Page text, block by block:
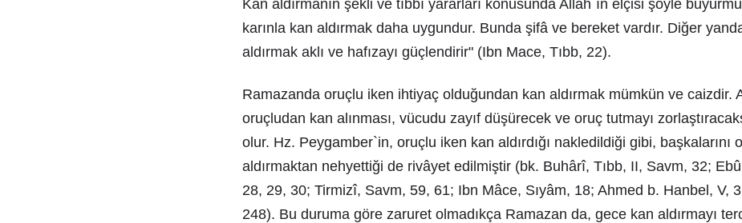
Kan aldırmanın şekli ve tıbbî yararları konusunda Allah`ın elçisi şöyle
karınla kan aldırmak daha uygundur. Bunda şifâ ve bereket vardır. Diğer
aldırmak aklı ve hafızayı güçlendirir" (Ibn Mace, Tıbb, 22).
Ramazanda oruçlu iken ihtiyaç olduğundan kan aldırmak mümkün ve caizdir.
oruçludan kan alınması, vücudu zayıf düşürecek ve oruç tutmayı
olur. Hz. Peygamber`in, oruçlu iken kan aldırdığı nakledildiği gibi, başkalarını
aldırmaktan nehyettiği de rivâyet edilmiştir (bk. Buhârî, Tıbb, II, Savm, 32;
28, 29, 30; Tirmizî, Savm, 59, 61; Ibn Mâce, Sıyâm, 18; Ahmed b. Hanbel, V,
248). Bu duruma göre zaruret olmadıkça Ramazan da, gece kan aldırmayı